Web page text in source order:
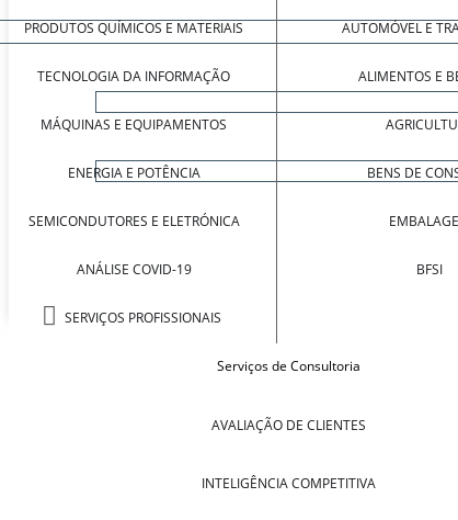
PRODUTOS QUÍMICOS E MATERIAIS
TECNOLOGIA DA INFORMAÇÃO
MÁQUINAS E EQUIPAMENTOS
ENERGIA E POTÊNCIA
SEMICONDUTORES E ELETRÓNICA
ANÁLISE COVID-19
SERVIÇOS PROFISSIONAIS
AUTOMÓVEL E
ALIMENTOS E
BENS DE
BFSI
Serviços de Consultoria
AVALIAÇÃO DE CLIENTES
INTELIGÊNCIA COMPETITIVA